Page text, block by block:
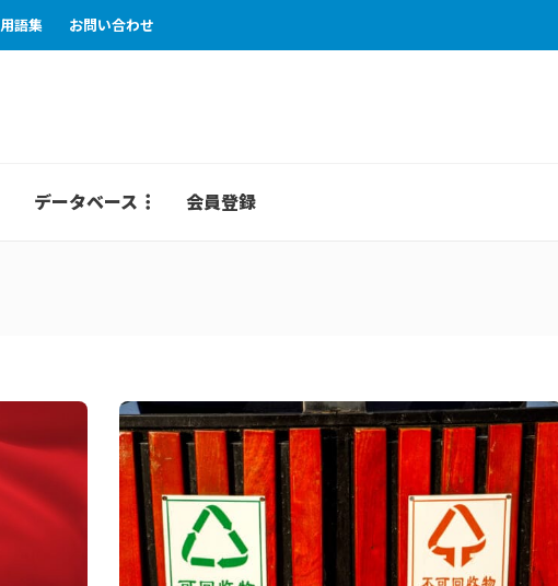
用語集 お問い合わせ
データベース 会員登録